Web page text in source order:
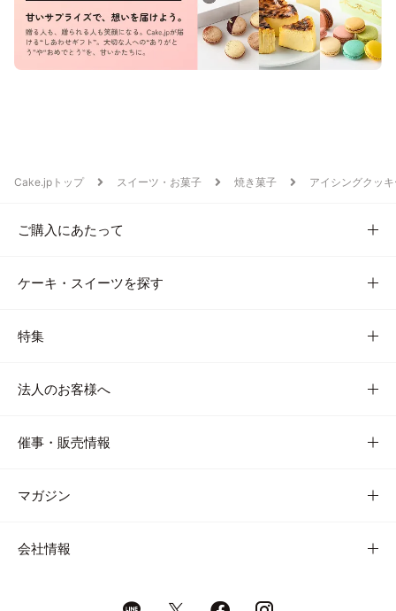
Cake.jpトップ スイーツ・お菓子 焼き菓子 アイシングクッ
ご購入にあたって
ケーキ・スイーツを探す
特集
法人のお客様へ
催事・販売情報
マガジン
会社情報